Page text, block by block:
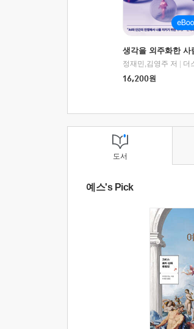
생각을 외주화한 사
정재민,김영주 저
더
16,200원
도서
예스's Pick